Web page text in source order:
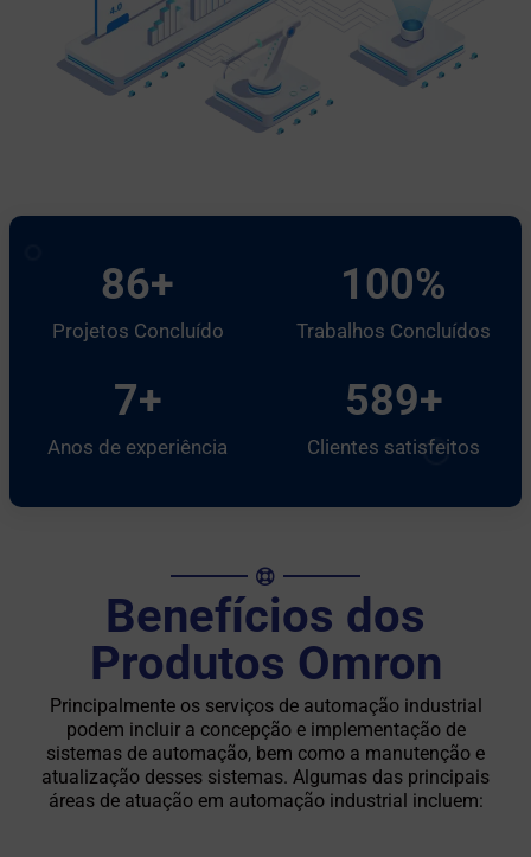
Projetos Concluído
86+
Trabalhos Concluídos
100%
Anos de experiência
7+
Clientes satisfeitos
589+
Benefícios dos
Produtos Omron
Principalmente os serviços de automação industrial
podem incluir a concepção e implementação de
sistemas de automação, bem como a manutenção e
atualização desses sistemas. Algumas das principais
áreas de atuação em automação industrial incluem: